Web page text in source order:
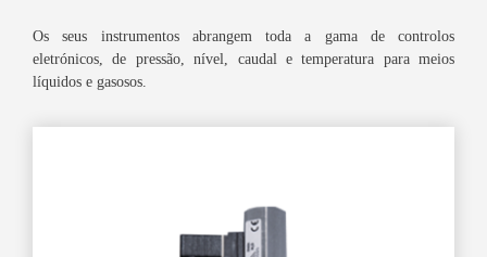
Os seus instrumentos abrangem toda a gama de controlos
eletrónicos, de pressão, nível, caudal e temperatura para meios
líquidos e gasosos.